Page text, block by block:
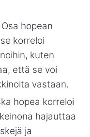
Osa hopean
korreloi
kuten
että se voi
vastaan.
hopea korreloi
hajauttaa
ja